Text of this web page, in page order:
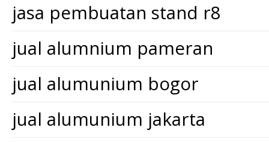
jasa pembuatan stand r8
jual alumnium pameran
jual alumunium bogor
jual alumunium jakarta